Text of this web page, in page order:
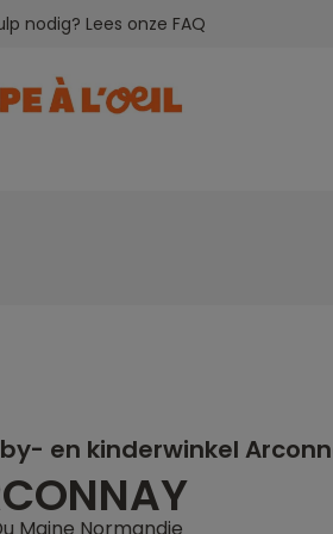
nodig? Lees onze FAQ
en kinderwinkel